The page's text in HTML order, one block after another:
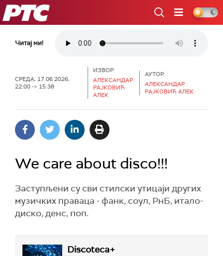
РТС
Читај ми!
СРЕДА, 17.06.2026,
22:00 -> 15:38
ИЗВОР:
АЛЕКСАНДАР
РАЈКОВИЋ
АЛЕК
АУТОР:
АЛЕКСАНДАР
РАЈКОВИЋ АЛЕК
We care about disco!!!
Заступљени су сви стилски утицаји других
музичких праваца - фанк, соул, РнБ, итало-
диско, денс, поп.
Discoteca+